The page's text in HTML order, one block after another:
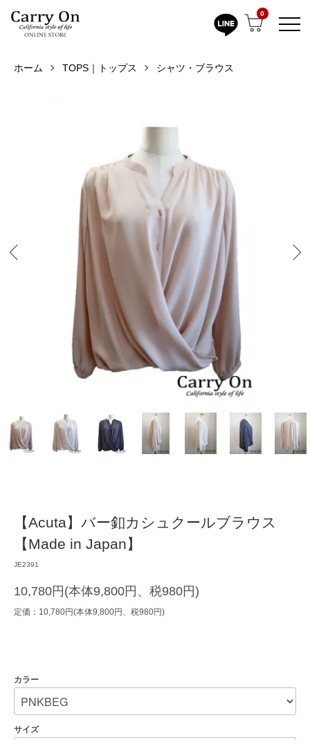
0
ホーム TOPS｜トップス シャツ・ブラウス
【Acuta】バー釦カシュクールブラウス
【Made in Japan】
JE2391
10,780円(本体9,800円、税980円)
定価：10,780円(本体9,800円、税980円)
カラー
サイズ